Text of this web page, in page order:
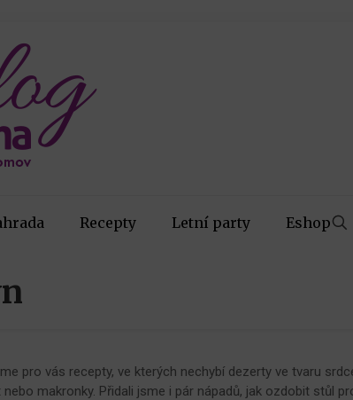
Recepty Letní party Eshop
pro vás recepty, ve kterých nechybí dezerty ve tvaru
makronky. Přidali jsme i pár nápadů, jak ozdobit stůl